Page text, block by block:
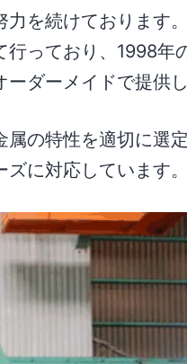
を続けております
っており、1998年
ダーメイドで提供し
の特性を適切に選
に対応しています。